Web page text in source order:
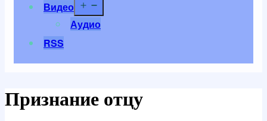
Видео
Аудио
RSS
Признание отцу